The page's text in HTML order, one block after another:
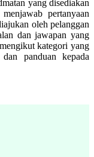
yang disediakan
pertanyaan
oleh pelanggan
dan jawapan yang
kategori yang
panduan kepada